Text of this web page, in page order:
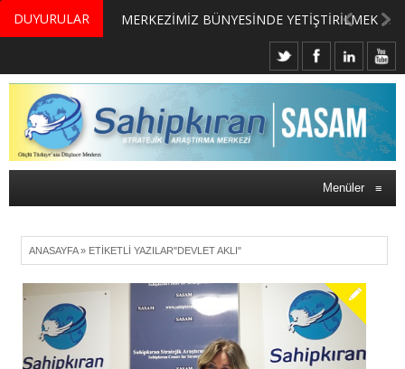
DUYURULAR MERKEZİMİZ BÜNYESİNDE YETİŞTİRİLMEK ÜZERE GÖNÜLLÜ ÜLKE MASASI UZMANI VE UZMAN ADAYLARI ARIYORUZ
Menüler ≡
ANASAYFA» ETIKETLI YAZILAR"DEVLET AKLI"